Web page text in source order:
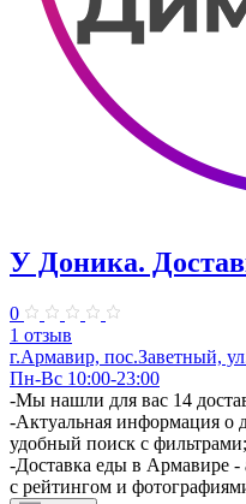
У Доника.
0
1 отзыв
г.Армавир, пос.Заветный,
Пн-Вс 10:00-23:00
-Мы нашли для вас 14
-Актуальная информация о
удобный поиск с фильтрами;
-Доставка еды в Армавире -
с рейтингом и